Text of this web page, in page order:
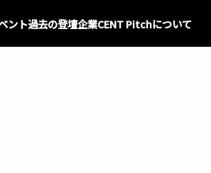
ント過去の登壇企業CENT Pitchについて